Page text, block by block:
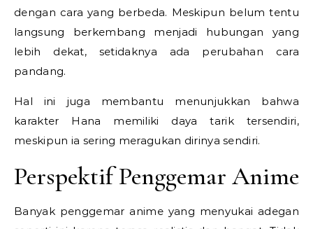
dengan cara yang berbeda. Meskipun belum tentu
langsung berkembang menjadi hubungan yang
lebih dekat, setidaknya ada perubahan cara
pandang.
Hal ini juga membantu menunjukkan bahwa
karakter Hana memiliki daya tarik tersendiri,
meskipun ia sering meragukan dirinya sendiri.
Perspektif Penggemar Anime
Banyak penggemar anime yang menyukai adegan